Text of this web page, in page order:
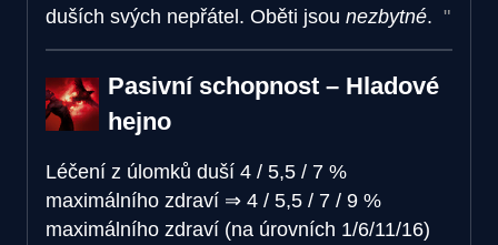
duších svých nepřátel. Oběti jsou nezbytné.
Pasivní schopnost – Hladové
hejno
Léčení z úlomků duší 4 / 5,5 / 7 %
maximálního zdraví ⇒ 4 / 5,5 / 7 / 9 %
maximálního zdraví (na úrovních 1/6/11/16)